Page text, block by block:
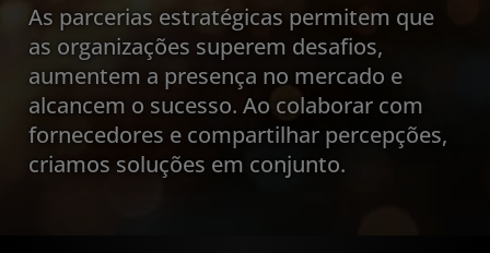
As parcerias estratégicas permitem que
as organizações superem desafios,
aumentem a presença no mercado e
alcancem o sucesso. Ao colaborar com
fornecedores e compartilhar percepções,
criamos soluções em conjunto.